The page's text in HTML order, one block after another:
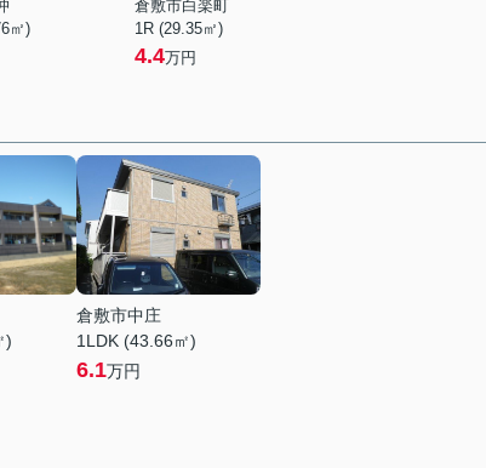
㎡)
倉敷市白楽町
1R (29.35㎡)
4.4万円
)
倉敷市中庄
1LDK (43.66㎡)
6.1万円